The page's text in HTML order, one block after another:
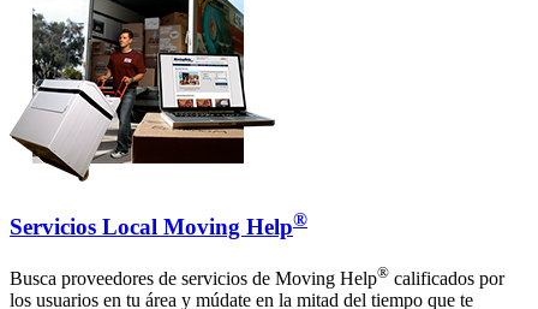
Servicios Local Moving Help®
Busca proveedores de servicios de Moving Help® calificados por
los usuarios en tu área y múdate en la mitad del tiempo que te